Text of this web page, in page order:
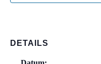
DETAILS